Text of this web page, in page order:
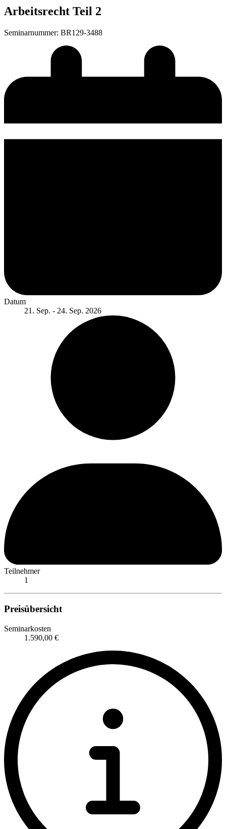
Arbeitsrecht Teil 2
Seminarnummer: BR129-3488
Datum
21. Sep. - 24. Sep. 2026
Teilnehmer
1
Preisübersicht
Seminarkosten
1.590,00 €